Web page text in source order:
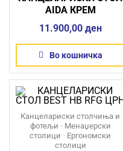
AIDA КРЕМ
11.900,00 ден
Во кошничка
Канцелариски столчиња и
фотељи • Менаџерски
столици • Ергономски
столици